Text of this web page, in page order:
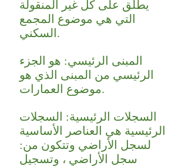
يطلق على كل غير المنقولة
التي هي موضوع المجمع
السكني.
المبنى الرئيسي: هو الجزء
الرئيسي من المبنى الذي هو
موضوع العمارات.
السجلات الرئيسية: السجلات
الرئيسية هي العناصر الأساسية
لسجل الأراضي وتتكون من:
سجل الأراضي ، وتسجيل